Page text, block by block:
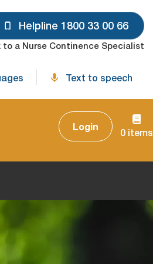
Helpline 1800 33 00 66
to a Nurse Continence Specialist
Text to speech
0 items
Login